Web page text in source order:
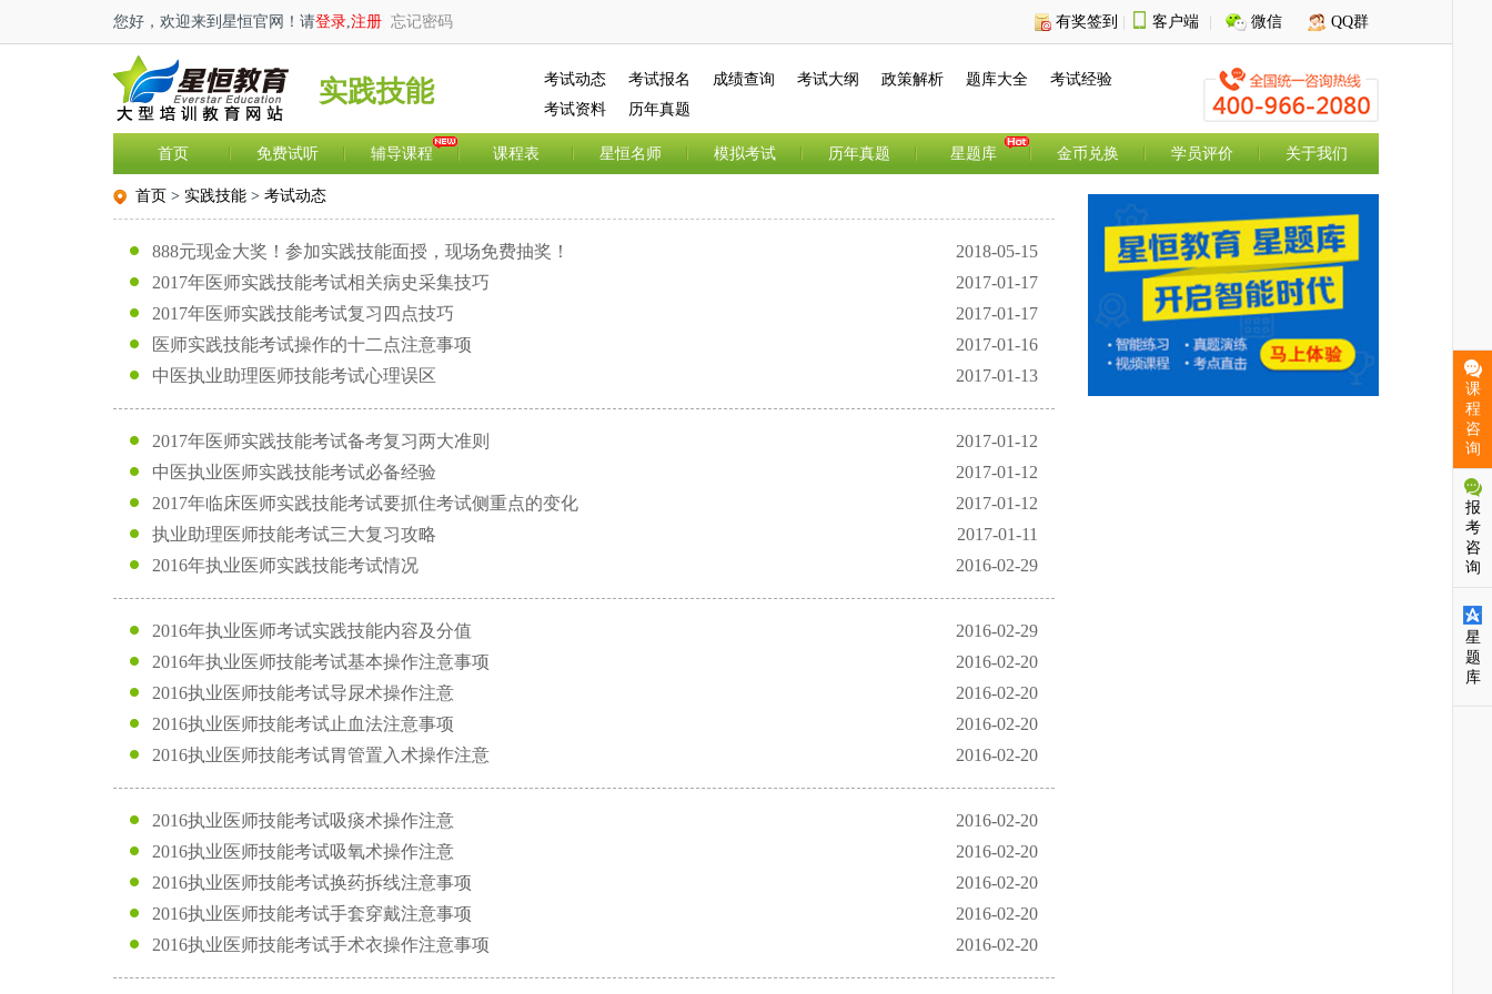
您好， 欢迎来到星恒官网！ 请登录,注册 忘记密码 有奖签到 客户端 微信 QQ群
实践技能 考试动态 考试报名 成绩查询 考试大纲 政策解析 题库大全
考试经验
考试资料
历年真题
首页 免费试听 辅导课程 课程表 星恒名师 模拟考试 历年真题 星题库 金币兑换 学员评价 关于我们
首页 > 实践技能 > 考试动态
888元现金大奖！参加实践技能面授，现场免费抽奖！
2018-05-15
2017年医师实践技能考试相关病史采集技巧
2017-01-17
2017年医师实践技能考试复习四点技巧
2017-01-17
医师实践技能考试操作的十二点注意事项
2017-01-16
中医执业助理医师技能考试心理误区
2017-01-13
2017年医师实践技能考试备考复习两大准则
2017-01-12
中医执业医师实践技能考试必备经验
2017-01-12
2017年临床医师实践技能考试要抓住考试侧重点的变化
2017-01-12
执业助理医师技能考试三大复习攻略
2017-01-11
2016年执业医师实践技能考试情况
2016-02-29
2016年执业医师考试实践技能内容及分值
2016-02-29
2016年执业医师技能考试基本操作注意事项
2016-02-20
2016执业医师技能考试导尿术操作注意
2016-02-20
2016执业医师技能考试止血法注意事项
2016-02-20
2016执业医师技能考试胃管置入术操作注意
2016-02-20
2016执业医师技能考试吸痰术操作注意
2016-02-20
2016执业医师技能考试吸氧术操作注意
2016-02-20
2016执业医师技能考试换药拆线注意事项
2016-02-20
2016执业医师技能考试手套穿戴注意事项
2016-02-20
2016执业医师技能考试手术衣操作注意事项
2016-02-20
课
程
咨
询
课
程
咨
询
报
考
咨
询
星
题
库